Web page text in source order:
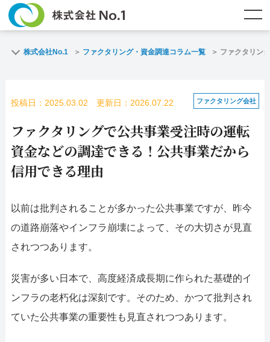
ファクタリングとは？
ファクタリング・資金調達コラム
名古屋支店HP
お電話で
お問合せ
スピード
査定依頼
メールで
お問い合わせ
名古屋支店直通
052-414-4107 092-419-2433
おすすめ記事
株式会社No.1 ファクタリング・資金調達コラム一覧 ファクタリン
投稿日：2025.03.02 更新日：2026.07.22 ファクタリング会社
ファクタリングで公共事業受注時の運転
資金などの調達できる！公共事業だから
信用できる理由
以前は批判されることが多かった公共事業ですが、昨今
の道路崩落やインフラ崩壊によって、その大切さが見直
されつつあります。
災害が多い日本で、高度経済成長期に作られた基礎的イ
ンフラの老朽化は深刻です。そのため、かつて批判され
ていた公共事業の重要性も見直されつつあります。